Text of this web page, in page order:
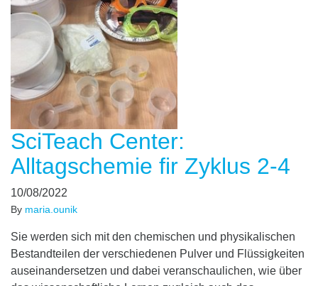
SciTeach Center:
Alltagschemie fir Zyklus 2-4
10/08/2022
By maria.ounik
Sie werden sich mit den chemischen und physikalischen
Bestandteilen der verschiedenen Pulver und Flüssigkeiten
auseinandersetzen und dabei veranschaulichen, wie über